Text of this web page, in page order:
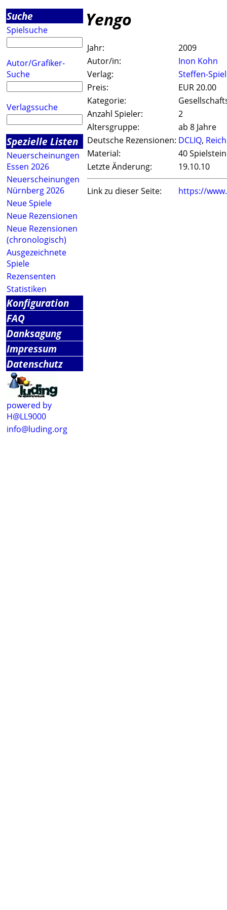
Suche
Spielsuche
Autor/Grafiker-
Suche
Verlagssuche
Spezielle Listen
Neuerscheinungen
Essen 2026
Neuerscheinungen
Nürnberg 2026
Neue Spiele
Neue Rezensionen
Neue Rezensionen
(chronologisch)
Ausgezeichnete
Spiele
Rezensenten
Statistiken
Konfiguration
FAQ
Danksagung
Impressum
Datenschutz
powered by
H@LL9000
info@luding.org
Yengo
Jahr:
2009
Autor/in:
Inon Kohn
Verlag:
Steffen-
Preis:
EUR 20.00
Kategorie:
Anzahl Spieler:
2
Altersgruppe:
ab 8 Jahre
Deutsche Rezensionen: DCLIQ,
Material:
40
Letzte Änderung:
19.10.10
Link zu dieser Seite: https://